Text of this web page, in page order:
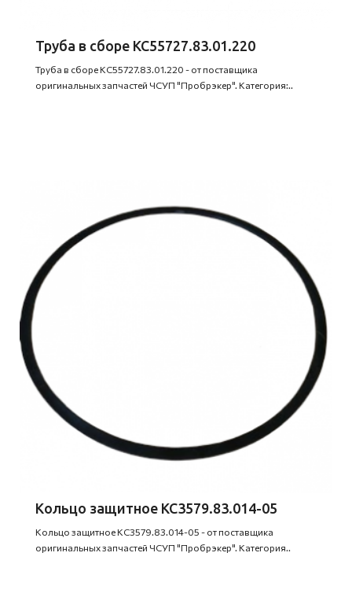
Труба в сборе КС55727.83.01.220
Труба в сборе КС55727.83.01.220 - от поставщика
оригинальных запчастей ЧСУП "Пробрэкер". Категория:..
Кольцо защитное КС3579.83.014-05
Кольцо защитное КС3579.83.014-05 - от поставщика
оригинальных запчастей ЧСУП "Пробрэкер". Категория..